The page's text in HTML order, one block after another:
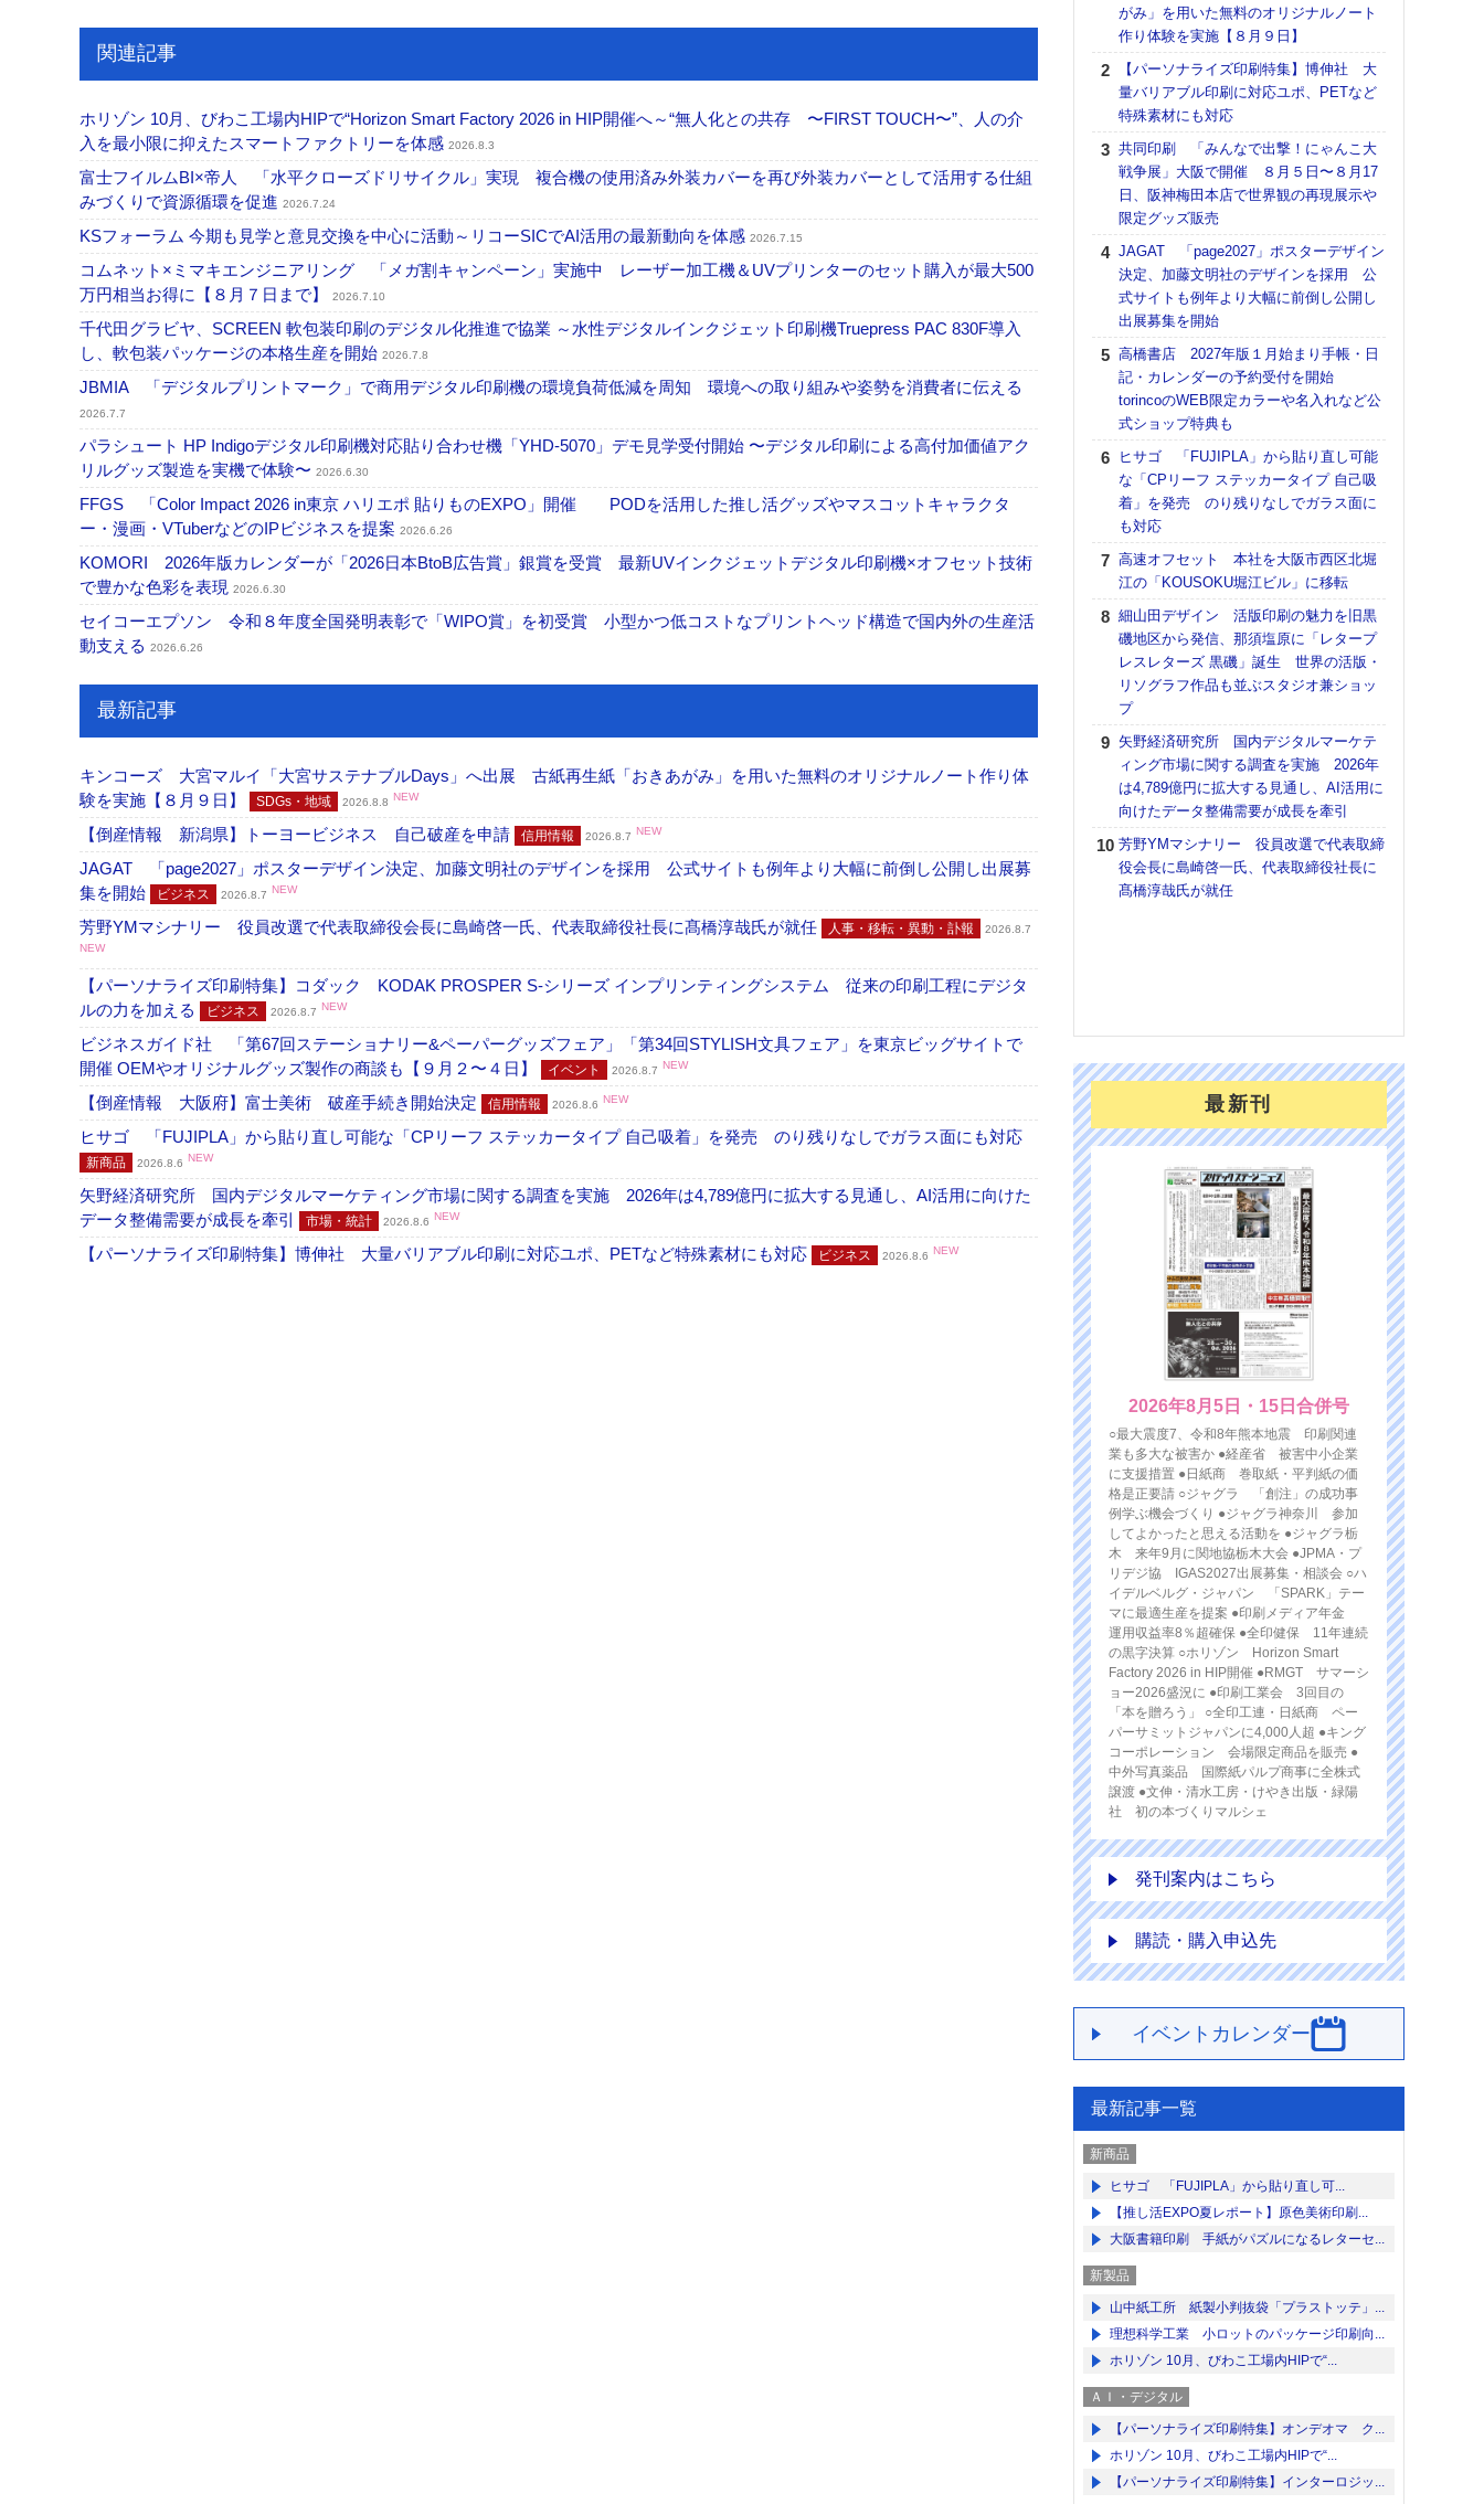
関連記事
ホリゾン 10月、びわこ工場内HIPで“Horizon Smart Factory 2026 in HIP開催へ～“無人化との共存 〜FIRST TOUCH〜”、人の介
入を最小限に抑えたスマートファクトリーを体感 2026.8.3
富士フイルムBI×帝人 「水平クローズドリサイクル」実現 複合機の使用済み外装カバーを再び外装カバーとして活用する仕組
みづくりで資源循環を促進 2026.7.24
KSフォーラム 今期も見学と意見交換を中心に活動～リコーSICでAI活用の最新動向を体感 2026.7.15
コムネット×ミマキエンジニアリング 「メガ割キャンペーン」実施中 レーザー加工機＆UVプリンターのセット購入が最大500
万円相当お得に【８月７日まで】
2026.7.10
千代田グラビヤ、SCREEN 軟包装印刷のデジタル化推進で協業 ～水性デジタルインクジェット印刷機Truepress PAC 830F導入
し、軟包装パッケージの本格生産を開始 2026.7.8
JBMIA 「デジタルプリントマーク」で商用デジタル印刷機の環境負荷低減を周知 環境への取り組みや姿勢を消費者に伝える
2026.7.7
パラシュート HP Indigoデジタル印刷機対応貼り合わせ機「YHD-5070」デモ見学受付開始 〜デジタル印刷による高付加価値アク
リルグッズ製造を実機で体験〜 2026.6.30
FFGS 「Color Impact 2026 in東京 ハリエポ 貼りものEXPO」開催 PODを活用した推し活グッズやマスコットキャラクタ
ー・漫画・VTuberなどのIPビジネスを提案 2026.6.26
KOMORI 2026年版カレンダーが「2026日本BtoB広告賞」銀賞を受賞 最新UVインクジェットデジタル印刷機×オフセット技術
で豊かな色彩を表現 2026.6.30
セイコーエプソン 令和８年度全国発明表彰で「WIPO賞」を初受賞 小型かつ低コストなプリントヘッド構造で国内外の生産活
動支える 2026.6.26
最新記事
キンコーズ 大宮マルイ「大宮サステナブルDays」へ出展 古紙再生紙「おきあがみ」を用いた無料のオリジナルノート作り体
験を実施【８月９日】
SDGs・地域 2026.8.8 NEW
【倒産情報 新潟県】トーヨービジネス 自己破産を申請 信用情報 2026.8.7 NEW
JAGAT 「page2027」ポスターデザイン決定、加藤文明社のデザインを採用 公式サイトも例年より大幅に前倒し公開し出展募
集を開始
ビジネス 2026.8.7 NEW
芳野YMマシナリー 役員改選で代表取締役会長に島崎啓一氏、代表取締役社長に髙橋淳哉氏が就任 人事・移転・異動・訃報
2026.8.7
NEW
【パーソナライズ印刷特集】コダック KODAK PROSPER S-シリーズ インプリンティングシステム 従来の印刷工程にデジタ
ルの力を加える
ビジネス 2026.8.7 NEW
ビジネスガイド社 「第67回ステーショナリー&ペーパーグッズフェア」「第34回STYLISH文具フェア」を東京ビッグサイトで
開催 OEMやオリジナルグッズ製作の商談も【９月２〜４日】
イベント 2026.8.7 NEW
【倒産情報 大阪府】富士美術 破産手続き開始決定 信用情報 2026.8.6 NEW
ヒサゴ 「FUJIPLA」から貼り直し可能な「CPリーフ ステッカータイプ 自己吸着」を発売 のり残りなしでガラス面にも対応
新商品 2026.8.6 NEW
矢野経済研究所 国内デジタルマーケティング市場に関する調査を実施 2026年は4,789億円に拡大する見通し、AI活用に向けた
データ整備需要が成長を牽引
市場・統計 2026.8.6 NEW
【パーソナライズ印刷特集】博伸社 大量バリアブル印刷に対応ユポ、PETなど特殊素材にも対応 ビジネス 2026.8.6 NEW
がみ」を用いた無料のオリジナルノート
作り体験を実施【８月９日】
【パーソナライズ印刷特集】博伸社 大
量バリアブル印刷に対応ユポ、PETなど
特殊素材にも対応
共同印刷 「みんなで出撃！にゃんこ大
戦争展」大阪で開催 ８月５日〜８月17
日、阪神梅田本店で世界観の再現展示や
限定グッズ販売
JAGAT 「page2027」ポスターデザイン
決定、加藤文明社のデザインを採用 公
式サイトも例年より大幅に前倒し公開し
出展募集を開始
高橋書店 2027年版１月始まり手帳・日
記・カレンダーの予約受付を開始
torincoのWEB限定カラーや名入れなど公
式ショップ特典も
ヒサゴ 「FUJIPLA」から貼り直し可能
な「CPリーフ ステッカータイプ 自己吸
着」を発売 のり残りなしでガラス面に
も対応
高速オフセット 本社を大阪市西区北堀
江の「KOUSOKU堀江ビル」に移転
細山田デザイン 活版印刷の魅力を旧黒
磯地区から発信、那須塩原に「レタープ
レスレターズ 黒磯」誕生 世界の活版・
リソグラフ作品も並ぶスタジオ兼ショッ
プ
矢野経済研究所 国内デジタルマーケテ
ィング市場に関する調査を実施 2026年
は4,789億円に拡大する見通し、AI活用に
向けたデータ整備需要が成長を牽引
芳野YMマシナリー 役員改選で代表取締
役会長に島崎啓一氏、代表取締役社長に
髙橋淳哉氏が就任
最新刊
2026年8月5日・15日合併号
○最大震度7、令和8年熊本地震 印刷関連
業も多大な被害か ●経産省 被害中小企業
に支援措置 ●日紙商 巻取紙・平判紙の価
格是正要請 ○ジャグラ 「創注」の成功事
例学ぶ機会づくり ●ジャグラ神奈川 参加
してよかったと思える活動を ●ジャグラ栃
木 来年9月に関地協栃木大会 ●JPMA・プ
リデジ協 IGAS2027出展募集・相談会 ○ハ
イデルベルグ・ジャパン 「SPARK」テー
マに最適生産を提案 ●印刷メディア年金
運用収益率8％超確保 ●全印健保 11年連続
の黒字決算 ○ホリゾン Horizon Smart
Factory 2026 in HIP開催 ●RMGT サマーシ
ョー2026盛況に ●印刷工業会 3回目の
「本を贈ろう」 ○全印工連・日紙商 ペー
パーサミットジャパンに4,000人超 ●キング
コーポレーション 会場限定商品を販売 ●
中外写真薬品 国際紙パルプ商事に全株式
譲渡 ●文伸・清水工房・けやき出版・緑陽
社 初の本づくりマルシェ
発刊案内はこちら
購読・購入申込先
イベントカレンダー
最新記事一覧
新商品
ヒサゴ 「FUJIPLA」から貼り直し可...
【推し活EXPO夏レポート】原色美術印刷...
大阪書籍印刷 手紙がパズルになるレターセ...
新製品
山中紙工所 紙製小判抜袋「プラストッテ」...
理想科学工業 小ロットのパッケージ印刷向...
ホリゾン 10月、びわこ工場内HIPで“...
ＡＩ・デジタル
【パーソナライズ印刷特集】オンデオマ ク...
ホリゾン 10月、びわこ工場内HIPで“...
【パーソナライズ印刷特集】インターロジッ...